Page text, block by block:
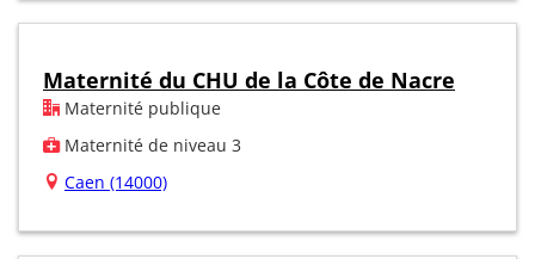
Maternité du CHU de la Côte de Nacre
Maternité publique
Maternité de niveau 3
Caen (14000)